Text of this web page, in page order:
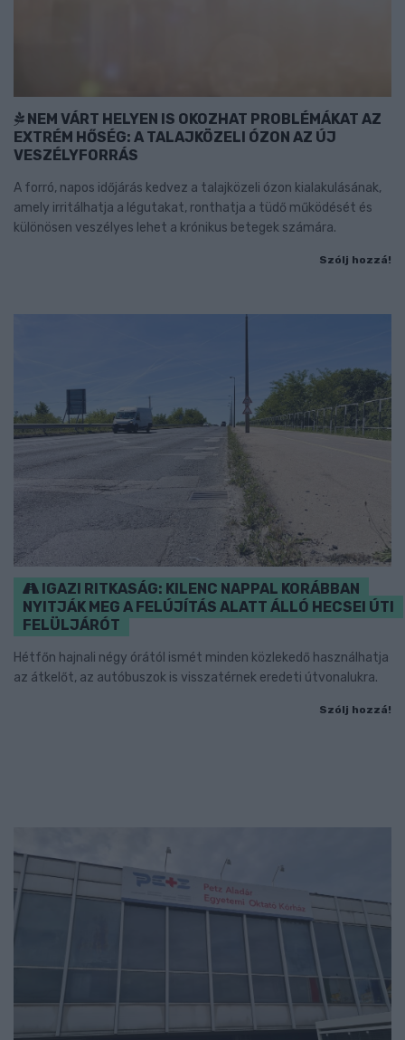
NEM VÁRT HELYEN IS OKOZHAT PROBLÉMÁKAT AZ
EXTRÉM HŐSÉG: A TALAJKÖZELI ÓZON AZ ÚJ
VESZÉLYFORRÁS
A forró, napos időjárás kedvez a talajközeli ózon kialakulásának,
amely irritálhatja a légutakat, ronthatja a tüdő működését és
különösen veszélyes lehet a krónikus betegek számára.
Szólj hozzá!
IGAZI RITKASÁG: KILENC NAPPAL KORÁBBAN
NYITJÁK MEG A FELÚJÍTÁS ALATT ÁLLÓ HECSEI ÚTI
FELÜLJÁRÓT
Hétfőn hajnali négy órától ismét minden közlekedő használhatja
az átkelőt, az autóbuszok is visszatérnek eredeti útvonalukra.
Szólj hozzá!